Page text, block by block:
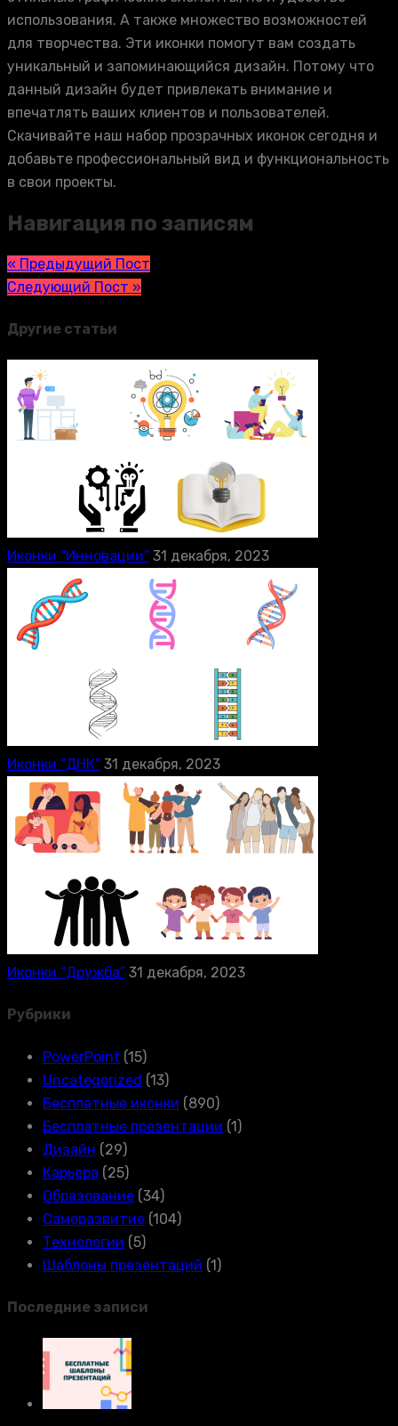
использования. А также множество возможностей
для творчества. Эти иконки помогут вам создать
уникальный и запоминающийся дизайн. Потому что
данный дизайн будет привлекать внимание и
впечатлять ваших клиентов и пользователей.
Скачивайте наш набор прозрачных иконок сегодня и
добавьте профессиональный вид и функциональность
в свои проекты.
Навигация по записям
« Предыдущий Пост
Следующий Пост »
Другие статьи
Иконки “Инновации” 31 декабря, 2023
Иконки “ДНК” 31 декабря, 2023
Иконки “Дружба” 31 декабря, 2023
Рубрики
PowerPoint (15)
Uncategorized (13)
Бесплатные иконки (890)
Бесплатные презентации (1)
Дизайн (29)
Карьера (25)
Образование (34)
Саморазвитие (104)
Технологии (5)
Шаблоны презентаций (1)
Последние записи